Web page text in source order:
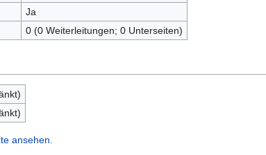
Ja
0 (0 Weiterleitungen; 0 Unterseiten)
ansehen.